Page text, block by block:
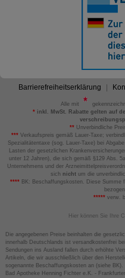
Barrierefreiheitserklärung
Alle mit
*inkl. MwSt. Rabatte gelten auf
** Unverbindliche
*** Verkaufspreis gemäß Lauer-Taxe;
Spezialitätentaxe (sog. Lauer-Taxe) bei
Lasten der gesetzlichen
unter 12 Jahren), die sich gemäß §129 Abs.
Unternehmens und der
sich nicht um die
****BK: Beschaffungskosten. Diese Summe
*****verw.
Hier können Sie Ihre
Die angegebenen Preise beinhalten die
innerhalb Deutschlands ist versandkostenfrei
Sendungen ins Ausland fallen durch erhöhte
Artikeln, die wir ausschließlich über den
sogenannte Beschaffungskosten an (siehe BK).
Bad Apotheke Henning Fichter e.K. -